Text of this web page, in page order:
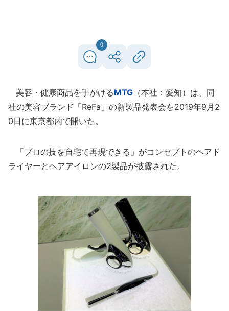
0
美容・健康商品を手がけるMTG （本社：愛知）は、同
社の美容ブランド「ReFa」の新製品発表会を2019年9月2
0日に東京都内で開いた。
「プロの技を自宅で再現できる」がコンセプトのヘアド
ライヤーとヘアアイロンの2製品が披露された。